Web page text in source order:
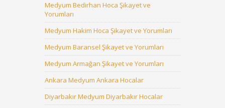
Medyum Bedirhan Hoca Şikayet ve
Yorumları
Medyum Hakim Hoca Şikayet ve Yorumları
Medyum Baransel Şikayet ve Yorumları
Medyum Armağan Şikayet ve Yorumları
Ankara Medyum Ankara Hocalar
Diyarbakır Medyum Diyarbakır Hocalar